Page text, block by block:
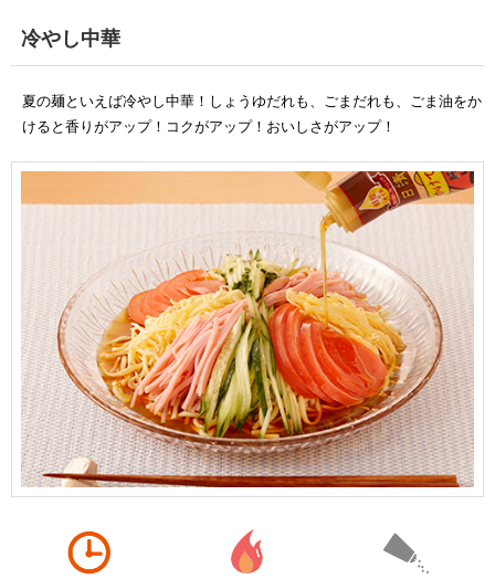
冷やし中華
夏の麺といえば冷やし中華！しょうゆだれも、ごまだれも、ごま油をか
けると香りがアップ！コクがアップ！おいしさがアップ！